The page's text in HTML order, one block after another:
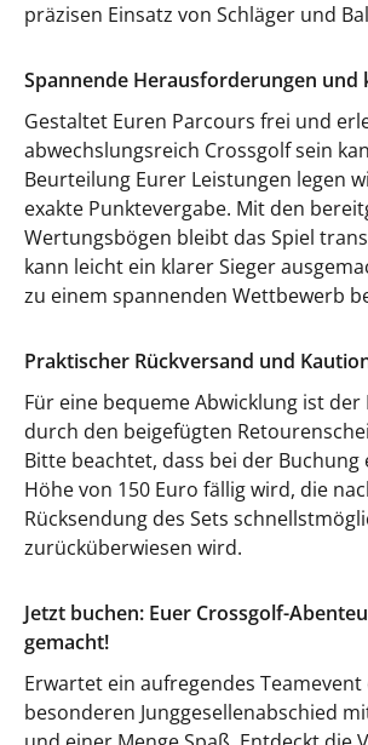
präzisen Einsatz von Schläger und
Spannende Herausforderungen und
Gestaltet Euren Parcours frei und
abwechslungsreich Crossgolf sein
Beurteilung Eurer Leistungen legen
exakte Punktevergabe. Mit den
Wertungsbögen bleibt das Spiel
kann leicht ein klarer Sieger
zu einem spannenden Wettbewerb
Praktischer Rückversand und
Für eine bequeme Abwicklung ist der
durch den beigefügten
Bitte beachtet, dass bei der Buchung
Höhe von 150 Euro fällig wird, die
Rücksendung des Sets
zurücküberwiesen wird.
Jetzt buchen: Euer Crossgolf-
gemacht!
Erwartet ein aufregendes
besonderen Junggesellenabschied